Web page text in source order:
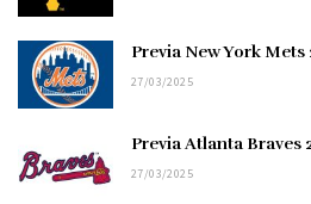
Previa New York Mets
27/03/2025
Previa Atlanta Braves
27/03/2025